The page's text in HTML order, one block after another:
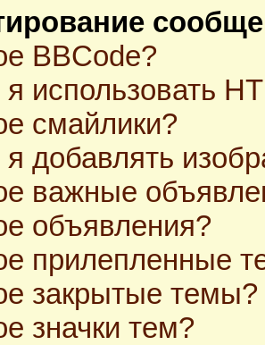
BBCode?
использовать
смайлики?
я добавлять
важные
объявления?
прилепленные
закрытые темы?
значки тем?